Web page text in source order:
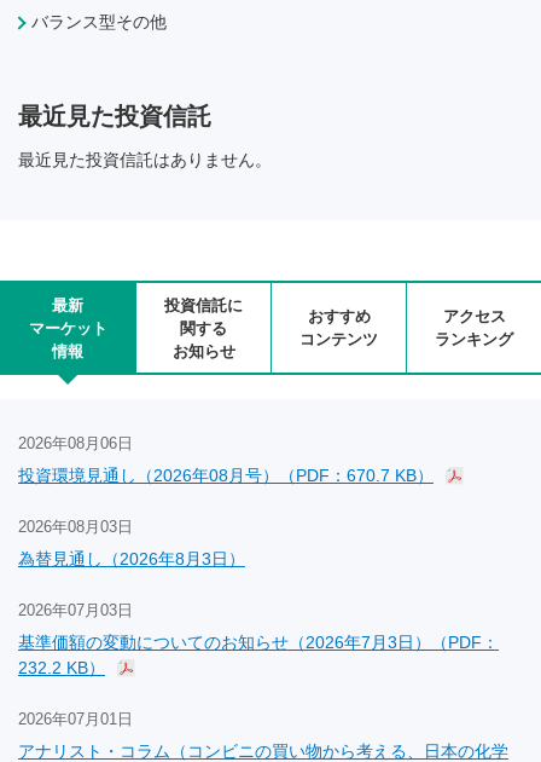
バランス型その他
最近見た投資信託
最近見た投資信託はありません。
最新
マーケット
情報
投資信託に
関する
お知らせ
おすすめ
コンテンツ
アクセス
ランキング
2026年08月06日
投資環境見通し（2026年08月号）（PDF：670.7 KB）
2026年08月03日
為替見通し（2026年8月3日）
2026年07月03日
基準価額の変動についてのお知らせ（2026年7月3日）（PDF：
232.2 KB）
2026年07月01日
アナリスト・コラム（コンビニの買い物から考える、日本の化学